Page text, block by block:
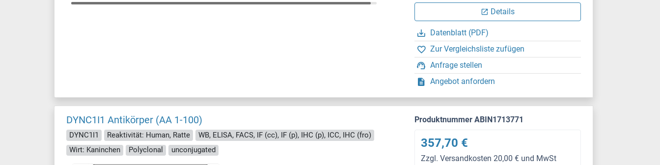
Details
Datenblatt (PDF)
Zur Vergleichsliste zufügen
Anfrage stellen
Angebot anfordern
DYNC1I1 Antikörper (AA 1-100)
DYNC1I1 Reaktivität: Human, Ratte
WB, ELISA, FACS, IF (cc), IF (p), IHC (p), ICC, IHC (fro)
Wirt: Kaninchen
Polyclonal unconjugated
Produktnummer ABIN1713771
357,70 €
Zzgl. Versandkosten 20,00 € und MwSt